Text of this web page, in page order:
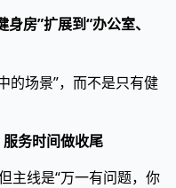
房”扩展到“办公室、
的场景”，而不是只有健
务时间做收尾
主线是“万一有问题，你